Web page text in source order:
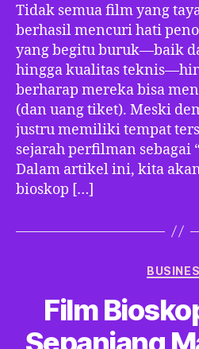
Tidak semua film yang
berhasil mencuri hati
yang begitu buruk—baik
hingga kualitas
berharap mereka bisa
(dan uang tiket). Meski
justru memiliki tempat
sejarah perfilman sebagai
Dalam artikel ini, kita
bioskop […]
Film